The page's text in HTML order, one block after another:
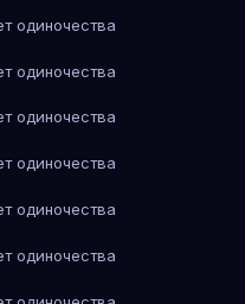
одиночества
одиночества
одиночества
одиночества
одиночества
одиночества